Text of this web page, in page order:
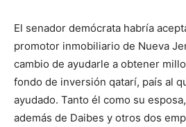
El senador demócrata habría
promotor inmobiliario de Nueva
cambio de ayudarle a obtener
fondo de inversión qatarí, país al
ayudado. Tanto él como su
además de Daibes y otros dos